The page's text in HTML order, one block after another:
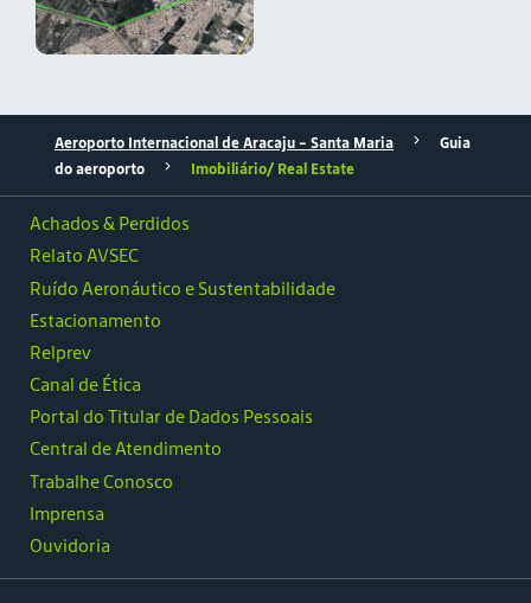
Aeroporto Internacional de Aracaju - Santa Maria
Guia
do aeroporto
Imobiliário/ Real Estate
Ouvidoria
Achados & Perdidos
Relato AVSEC
Ruído Aeronáutico e Sustentabilidade
Estacionamento
Relprev
Canal de Ética
Portal do Titular de Dados Pessoais
Central de Atendimento
Trabalhe Conosco
Imprensa